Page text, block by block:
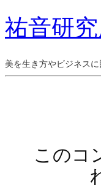
祐音研
美を生き方やビジネスに
このコ